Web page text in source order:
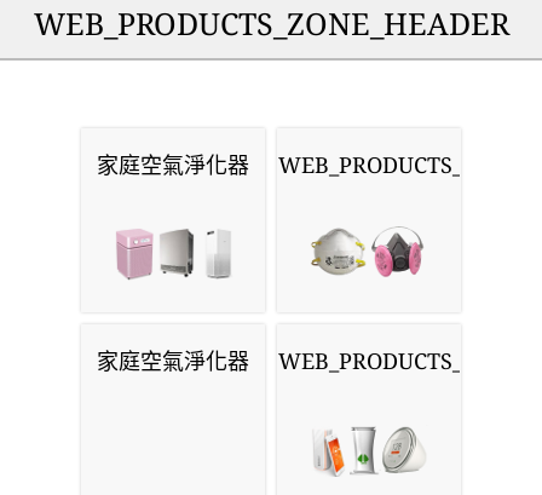
WEB_PRODUCTS_ZONE_HEADER
家庭空氣淨化器 WEB_PRODUCTS_MASKS
家庭空氣淨化器